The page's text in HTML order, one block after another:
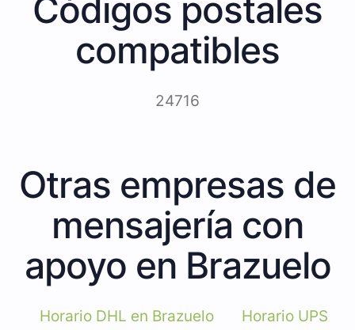
Códigos postales
compatibles
24716
Otras empresas de
mensajería con
apoyo en Brazuelo
Horario DHL en Brazuelo
Horario UPS